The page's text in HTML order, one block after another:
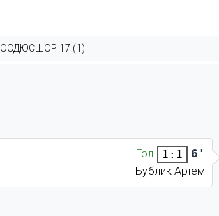
ОСДЮСШОР 17 (1)
Гол 1:1
6'
Бублик Артем